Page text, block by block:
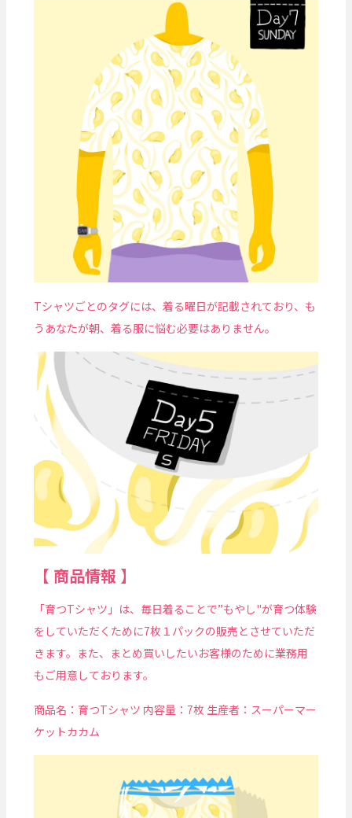
Tシャツごとのタグには、着る曜日が記載されており、も
うあなたが朝、着る服に悩む必要はありません。
【 商品情報 】
「育つTシャツ」は、毎日着ることで”もやし"が育つ体験
をしていただくために7枚１パックの販売とさせていただ
きます。また、まとめ買いしたいお客様のために業務用
もご用意しております。
商品名：育つTシャツ 内容量：7枚 生産者：スーパーマー
ケットカカム